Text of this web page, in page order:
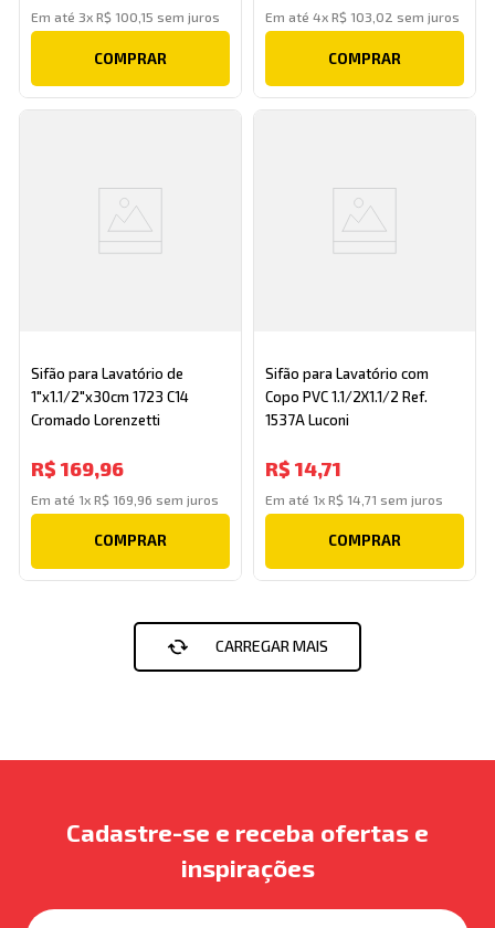
Em até 3xR$ 100 15 sem juros
COMPRAR
Em até 4x R$ 103 02 sem juros
COMPRAR
Sifão para Lavatório de
1"x1.1/2"x30cm 1723 C14
Cromado Lorenzetti
R$ 169,96
Em até 1xR$ 169 96 sem juros
COMPRAR
Sifão para Lavatório com
Copo PVC 1.1/2X1.1/2 Ref.
1537A Luconi
R$ 14,71
Em até 1x R$ 14 71 sem juros
COMPRAR
Cadastre-se e receba ofertas e
inspirações